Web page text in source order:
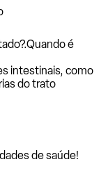
Quando é
intestinais, como
do trato
de saúde!